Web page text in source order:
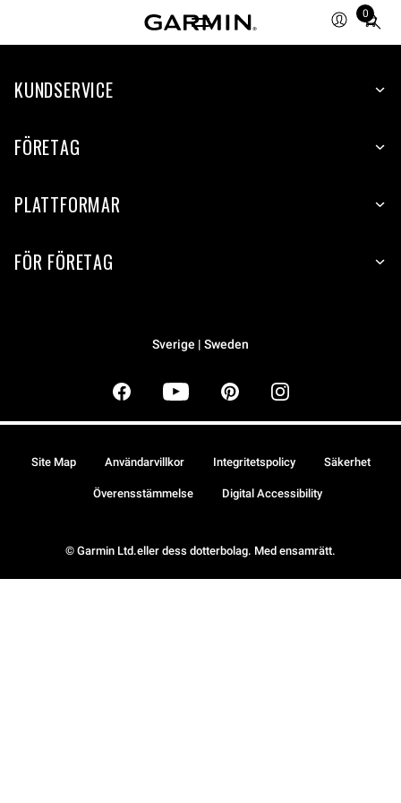
0
Total
items
cart:
KUNDSERVICE
FÖRETAG
PLATTFORMAR
FÖR FÖRETAG
Sverige | Sweden
© Garmin Ltd.eller dess dotterbolag. Med ensamrätt.
Site Map Användarvillkor Integritetspolicy Säkerhet
Överensstämmelse Digital Accessibility